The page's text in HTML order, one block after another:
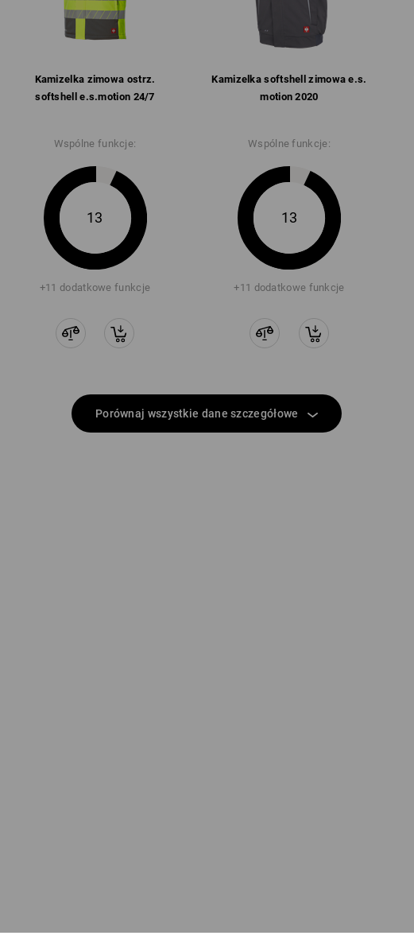
Kamizelka zimowa ostrz.
softshell­ e.s.​motion 24/​7
Kamizelka softshell­ zimowa e.s.​
motion 2020
Wspólne funkcje:
13
+11 dodatkowe funkcje
Wspólne funkcje:
13
+11 dodatkowe funkcje
Porównaj wszystkie dane szczegółowe